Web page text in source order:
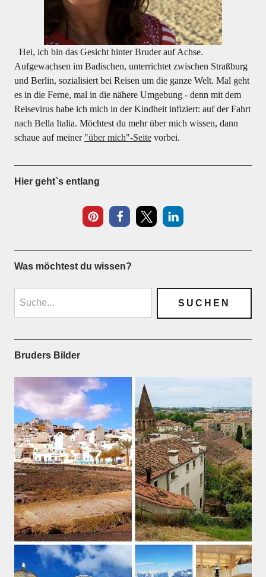
Hei, ich bin das Gesicht hinter Bruder auf Achse.
Aufgewachsen im Badischen, unterrichtet zwischen Straßburg
und Berlin, sozialisiert bei Reisen um die ganze Welt. Mal geht
es in die Ferne, mal in die nähere Umgebung - denn mit dem
Reisevirus habe ich mich in der Kindheit infiziert: auf der Fahrt
nach Bella Italia. Möchtest du mehr über mich wissen, dann
schaue auf meiner "über mich"-Seitevorbei.
Hier geht`s entlang
Was möchtest du wissen?
Bruders Bilder